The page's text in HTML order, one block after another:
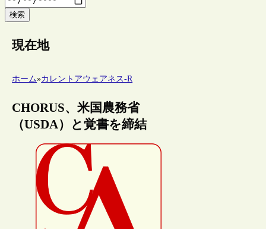
検索
現在地
ホーム»カレントアウェアネス-R
CHORUS、米国農務省
（USDA）と覚書を締結